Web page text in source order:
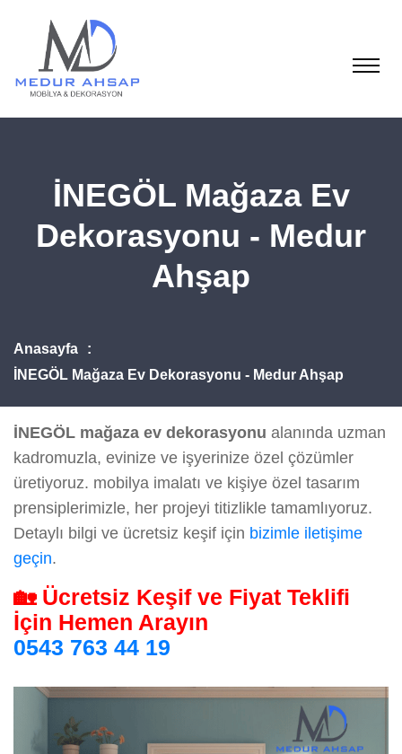
İNEGÖL Mağaza Ev
Dekorasyonu - Medur
Ahşap
Anasayfa
İNEGÖL Mağaza Ev Dekorasyonu - Medur Ahşap
İNEGÖL mağaza ev dekorasyonu alanında uzman
kadromuzla, evinize ve işyerinize özel çözümler
üretiyoruz. mobilya imalatı ve kişiye özel tasarım
prensiplerimizle, her projeyi titizlikle tamamlıyoruz.
Detaylı bilgi ve ücretsiz keşif için bizimle iletişime
geçin.
🏡 Ücretsiz Keşif ve Fiyat Teklifi
İçin Hemen Arayın
0543 763 44 19